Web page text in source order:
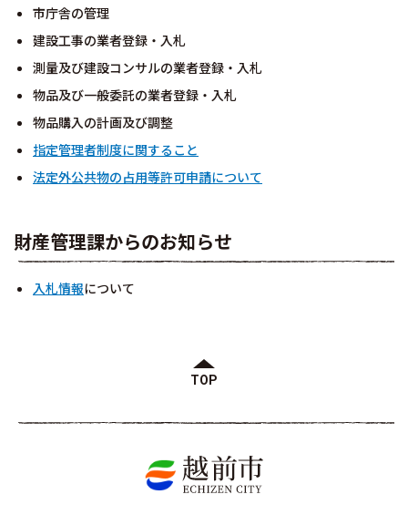
市庁舎の管理
建設工事の業者登録・入札
測量及び建設コンサルの業者登録・入札
物品及び一般委託の業者登録・入札
物品購入の計画及び調整
指定管理者制度に関すること
法定外公共物の占用等許可申請について
財産管理課からのお知らせ
入札情報について
TOP